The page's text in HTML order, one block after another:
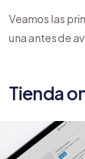
Veamos las
una antes de
Tienda